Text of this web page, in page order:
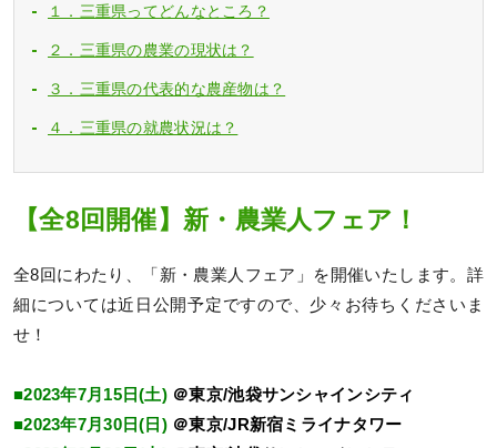
１．三重県ってどんなところ？
２．三重県の農業の現状は？
３．三重県の代表的な農産物は？
４．三重県の就農状況は？
【全8回開催】新・農業人フェア！
全8回にわたり、「新・農業人フェア」を開催いたします。詳
細については近日公開予定ですので、少々お待ちくださいま
せ！
■2023年7月15日(土) ＠東京/池袋サンシャインシティ
■2023年7月30日(日) ＠東京/JR新宿ミライナタワー